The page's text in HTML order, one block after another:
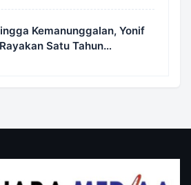
Kemanunggalan, Yonif
Satu Tahun